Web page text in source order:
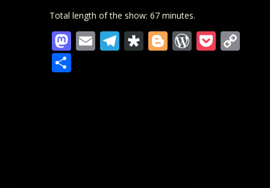
Total length of the show: 67 minutes.
Mastodon
EmailTelegram
Diaspora
Blogger